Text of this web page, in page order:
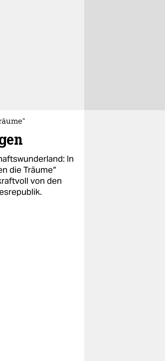
In
die Träume“
von den